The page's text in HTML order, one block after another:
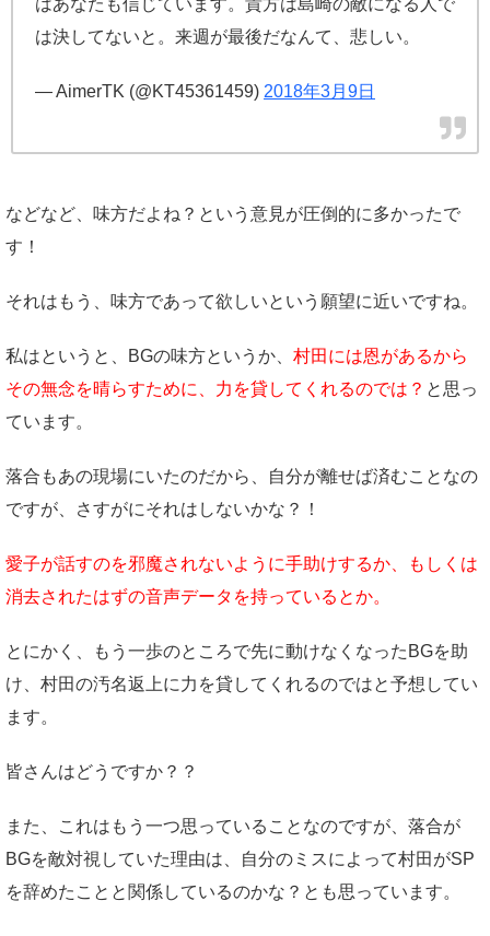
はあなたも信じています。貴方は島崎の敵になる人で
は決してないと。来週が最後だなんて、悲しい。
— AimerTK (@KT45361459) 2018年3月9日
などなど、味方だよね？という意見が圧倒的に多かったで
す！
それはもう、味方であって欲しいという願望に近いですね。
私はというと、BGの味方というか、 村田には恩があるから
その無念を晴らすために、力を貸してくれるのでは？ と思っ
ています。
落合もあの現場にいたのだから、自分が離せば済むことなの
ですが、さすがにそれはしないかな？！
愛子が話すのを邪魔されないように手助けするか、もしくは
消去されたはずの音声データを持っているとか。
とにかく、もう一歩のところで先に動けなくなったBGを助
け、村田の汚名返上に力を貸してくれるのではと予想してい
ます。
皆さんはどうですか？？
また、これはもう一つ思っていることなのですが、落合が
BGを敵対視していた理由は、自分のミスによって村田がSP
を辞めたことと関係しているのかな？とも思っています。